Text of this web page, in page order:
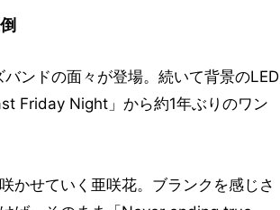
ンドの面々が登場。続いて背景のLED
Friday Night」から約1年ぶりのワン
かせていく亜咲花。ブランクを感じさ